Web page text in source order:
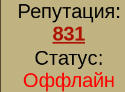
Репутация:
831
Статус:
Оффлайн